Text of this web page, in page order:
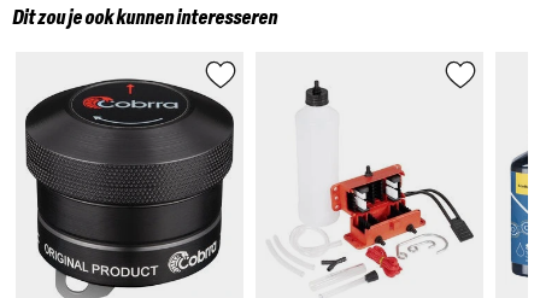
Dit zou je ook kunnen interesseren